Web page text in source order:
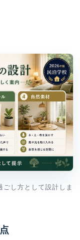
し方として設計しま